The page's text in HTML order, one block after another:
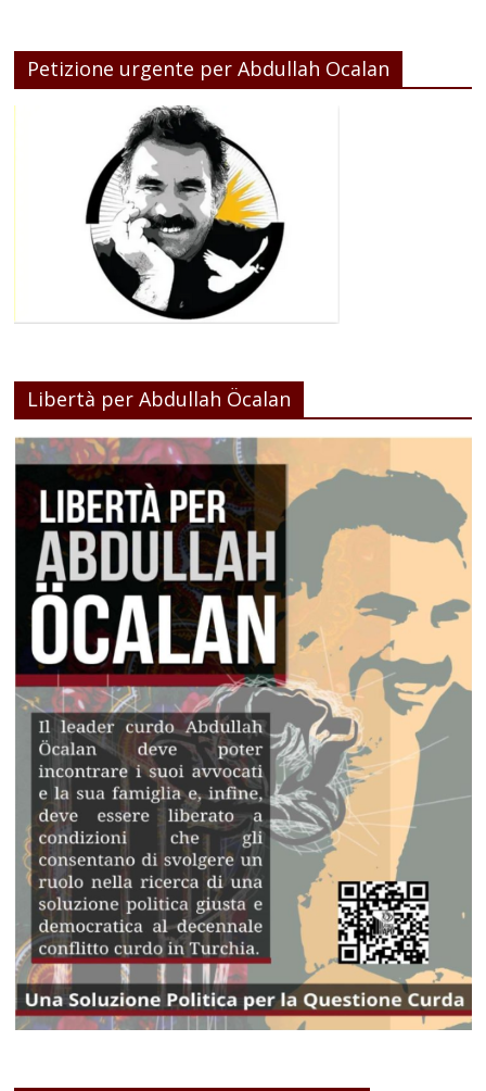
Petizione urgente per Abdullah Ocalan
Libertà per Abdullah Öcalan